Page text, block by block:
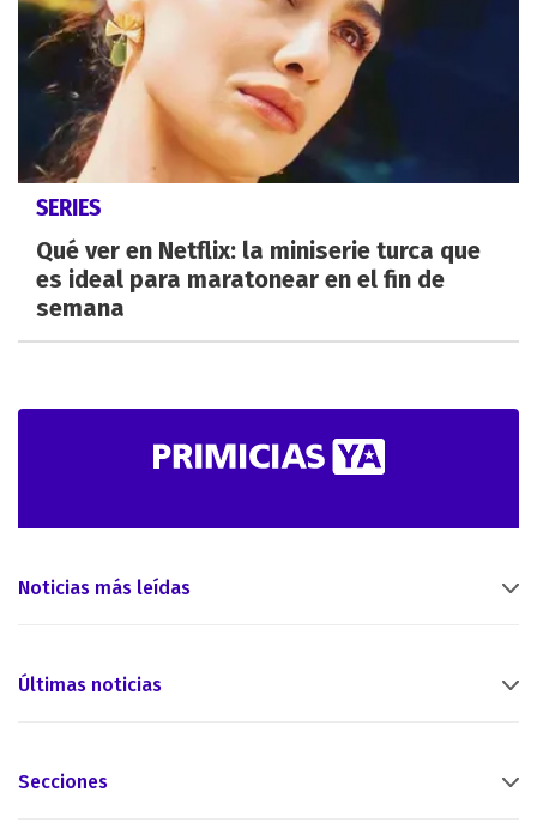
SERIES
Qué ver en Netflix: la miniserie turca que
es ideal para maratonear en el fin de
semana
Noticias más leídas
Últimas noticias
Secciones